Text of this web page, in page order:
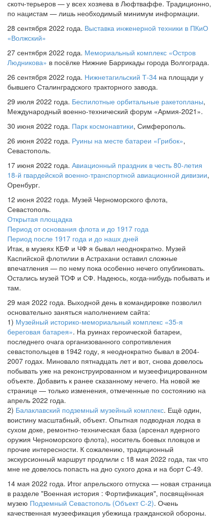
скотч-терьеров — у всех хозяева в Люфтваффе. Традиционно,
по нацистам — лишь необходимый минимум информации.
28 сентября 2022 года. Выставка инженерной техники в ПКиО
«Волжский»
27 сентября 2022 года. Мемориальный комплекс «Остров
Людникова» в посёлке Нижние Баррикады города Волгограда.
26 сентября 2022 года. Нижнетагильский Т-34 на площади у
бывшего Сталинградского тракторного завода.
29 июля 2022 года. Беспилотные орбитальные ракетопланы,
Международный военно-технический форум «Армия-2021».
30 июня 2022 года. Парк космонавтики, Симферополь.
26 июня 2022 года. Руины на месте батареи «Грибок»,
Севастополь.
17 июня 2022 года. Авиационный праздник в честь 80-летия
18-й гвардейской военно-транспортной авиационной дивизии,
Оренбург.
12 июня 2022 года. Музей Черноморского флота,
Севастополь.
Открытая площадка
Период от основания флота и до 1917 года
Период после 1917 года и до нашх дней
Итак, в музеях КБФ и ЧФ я бывал неоднократно. Музей
Каспийской флотилии в Астрахани оставил сложные
впечатления — по нему пока особенно нечего опубликовать.
Остались музей ТОФ и СФ. Надеюсь, когда-нибудь побывать и
там.
29 мая 2022 года. Выходной день в командировке позволил
основательно заняться наполнением сайта:
1) Музейный историко-мемориальный комплекс «35-я
береговая батарея». На руинах героической батареи,
последнего очага организованного сопротивления
севастопольцев в 1942 году, я неоднократно бывал в 2004-
2007 годах. Миновало пятнадцать лет и вот, снова довелось
побывать уже на реконструированном и музеефицированном
объекте. Добавить к ранее сказанному нечего. На новой же
странице — только изменения, отмеченные по состоянию на
апрель 2022 года.
2) Балаклавский подземный музейный комплекс. Ещё один,
воистину масштабный, объект. Опытная подводная лодка в
сухом доке, ремонтно-техническая база (арсенал ядерного
оружия Черноморского флота), носитель боевых пловцов и
прочие интересности. К сожалению, традиционный
экскурсионный маршрут продлили с 18 мая 2022 года, так что
мне не довелось попасть на дно сухого дока и на борт С-49.
14 мая 2022 года. Итог апрельского отпуска — новая страница
в разделе "Военная история : Фортификация", посвящённая
музею Подземный Севастополь (Объект С-2). Очень
качественная музеефикация убежища гражданской обороны.